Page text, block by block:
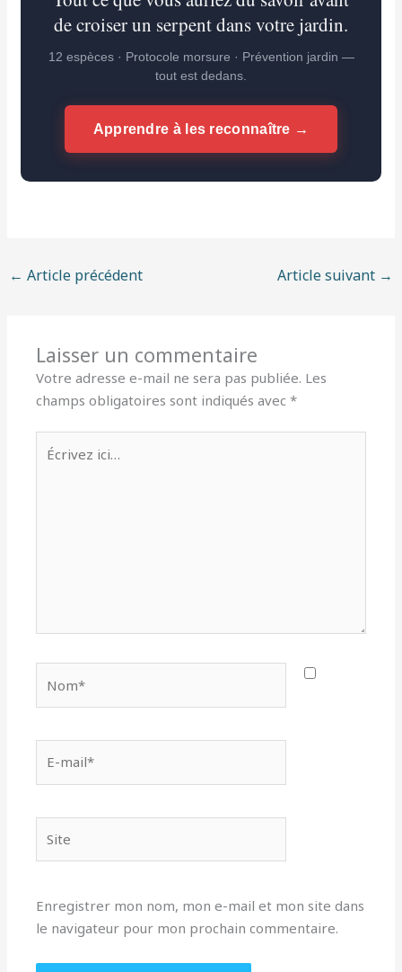
de croiser un serpent dans votre jardin.
12 espèces · Protocole morsure · Prévention jardin —
tout est dedans.
Apprendre à les reconnaître →
← Article précédent Article suivant →
Laisser un commentaire
Votre adresse e-mail ne sera pas publiée. Les
champs obligatoires sont indiqués avec*
ici…
mail*
Enregistrer mon nom, mon e-mail et mon site dans
le navigateur pour mon prochain commentaire.